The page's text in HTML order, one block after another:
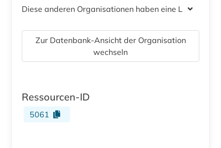
Diese anderen Organisationen haben eine Lizenz
Zur Datenbank-Ansicht der Organisation
wechseln
Ressourcen-ID
5061